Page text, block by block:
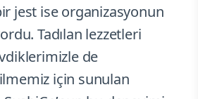
jest ise organizasyonun
Tadılan lezzetleri
de
için sunulan